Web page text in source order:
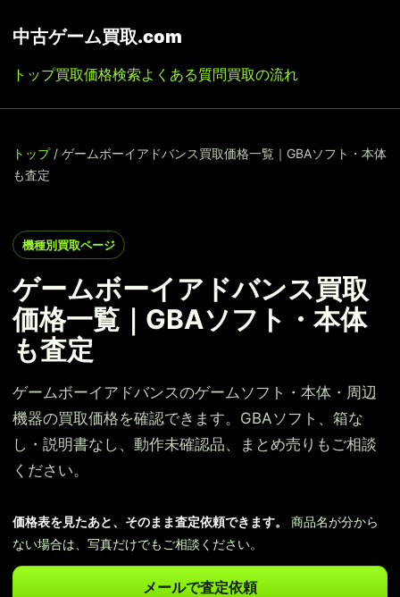
中古ゲーム買取.com
トップ買取価格検索よくある質問買取の流れ
トップ/ ゲームボーイアドバンス買取価格一覧｜GBAソフト・本体
も査定
機種別買取ページ
ゲームボーイアドバンス買取
価格一覧｜GBAソフト・本体
も査定
ゲームボーイアドバンスのゲームソフト・本体・周辺
機器の買取価格を確認できます。GBAソフト、箱な
し・説明書なし、動作未確認品、まとめ売りもご相談
ください。
価格表を見たあと、そのまま査定依頼できます。
商品名が分から
ない場合は、写真だけでもご相談ください。
メールで査定依頼